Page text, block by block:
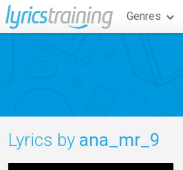
Genres
Lyrics by ana_mr_9